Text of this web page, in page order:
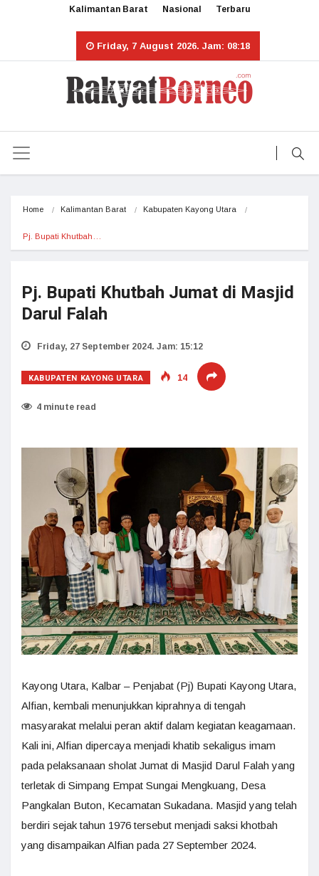
Kalimantan Barat Nasional Terbaru
Friday, 7 August 2026. Jam: 08:18
Home Kalimantan Barat Kabupaten Kayong Utara
Pj. Bupati Khutbah…
Pj. Bupati Khutbah Jumat di Masjid
Darul Falah
Friday, 27 September 2024. Jam: 15:12
KABUPATEN KAYONG UTARA 14
4 minute read
Kayong Utara, Kalbar – Penjabat (Pj) Bupati Kayong Utara,
Alfian, kembali menunjukkan kiprahnya di tengah
masyarakat melalui peran aktif dalam kegiatan keagamaan.
Kali ini, Alfian dipercaya menjadi khatib sekaligus imam
pada pelaksanaan sholat Jumat di Masjid Darul Falah yang
terletak di Simpang Empat Sungai Mengkuang, Desa
Pangkalan Buton, Kecamatan Sukadana. Masjid yang telah
berdiri sejak tahun 1976 tersebut menjadi saksi khotbah
yang disampaikan Alfian pada 27 September 2024.